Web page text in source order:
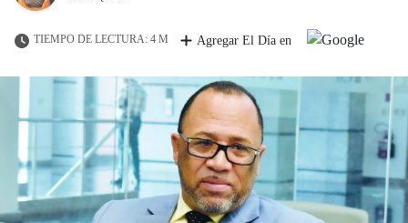
TIEMPO DE LECTURA: 4 M Agregar El Día en